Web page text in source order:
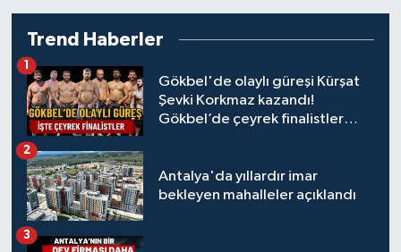
Trend Haberler
Gökbel'de olaylı güreşi Kürşat
Şevki Korkmaz kazandı!
Gökbel’de çeyrek finalistler
1
Antalya'da yıllardır imar
bekleyen mahalleler açıklandı
2
3